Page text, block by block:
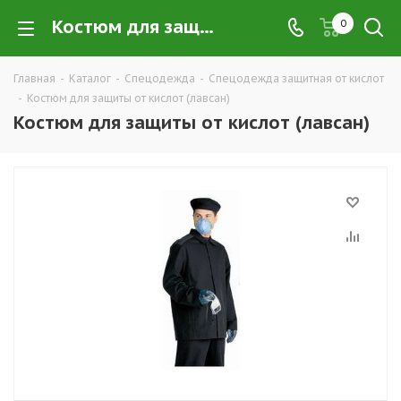
Костюм для защиты от кислот (лавсан) купить в Екатеринбурге по низким ценам оптом — интернет-магазин специализированной одежды от кислот в розницу компании ТД УРАЛСИЗ 0
Главная - Каталог - Спецодежда - Спецодежда защитная от кислот
- Костюм для защиты от кислот (лавсан)
Костюм для защиты от кислот (лавсан)